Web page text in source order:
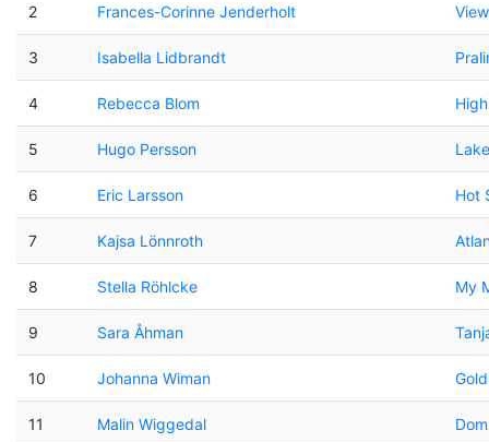
2 Frances-Corinne Jenderholt
3 Isabella Lidbrandt
4 Rebecca Blom
5 Hugo Persson
6 Eric Larsson Hot
7 Kajsa Lönnroth
8 Stella Röhlcke My
9 Sara Åhman
10 Johanna Wiman
11 Malin Wiggedal